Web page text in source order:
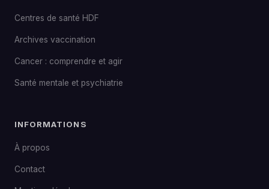
Centres de santé HDF
Archives vaccination
Cancer : comprendre et agir
Santé mentale et psychiatrie
INFORMATIONS
À propos
Contact